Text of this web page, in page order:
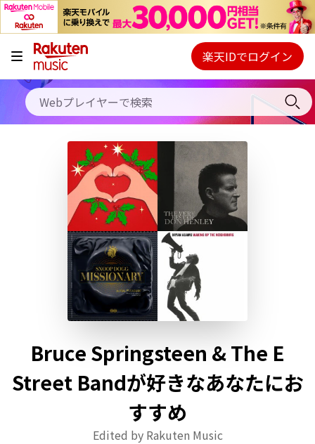
キャンペーン
料金プラン
使い方
初回30日間無料お試し
Webプレイヤー
ご契約内容の確認・変更
楽天IDでログイン
Bruce Springsteen & The E
Street Bandが好きなあなたにお
すすめ
Edited by Rakuten Music